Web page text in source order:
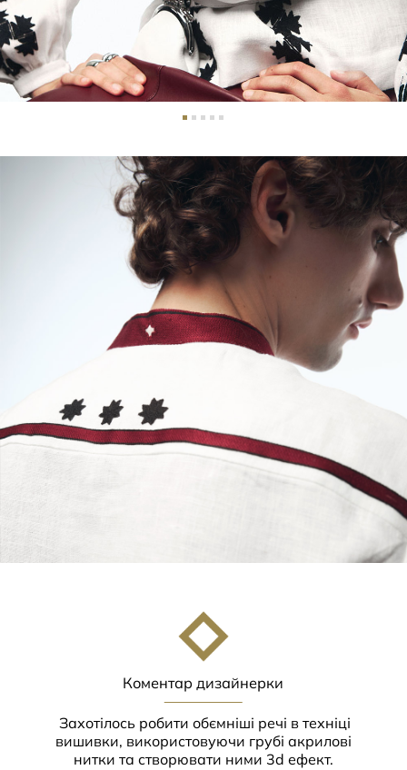
Коментар дизайнерки
Захотілось робити обємніші речі в техніці
вишивки, використовуючи грубі акрилові
нитки та створювати ними 3d ефект.